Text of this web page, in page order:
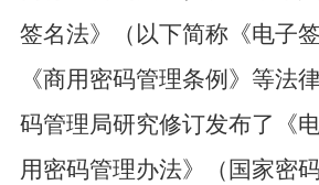
签名法》（以下简称《电子
《商用密码管理条例》等法
码管理局研究修订发布了《
用密码管理办法》（国家密